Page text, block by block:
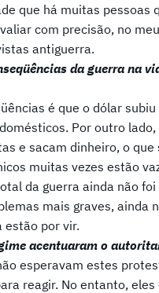
que há muitas pessoas
com precisão, no
antiguerra.
da guerra na
é que o dólar
Por outro lado,
e sacam dinheiro, o que
muitas vezes estão
da guerra ainda não
mais graves, ainda
estão por vir.
acentuaram o
esperavam estes
reagir. No entanto, eles